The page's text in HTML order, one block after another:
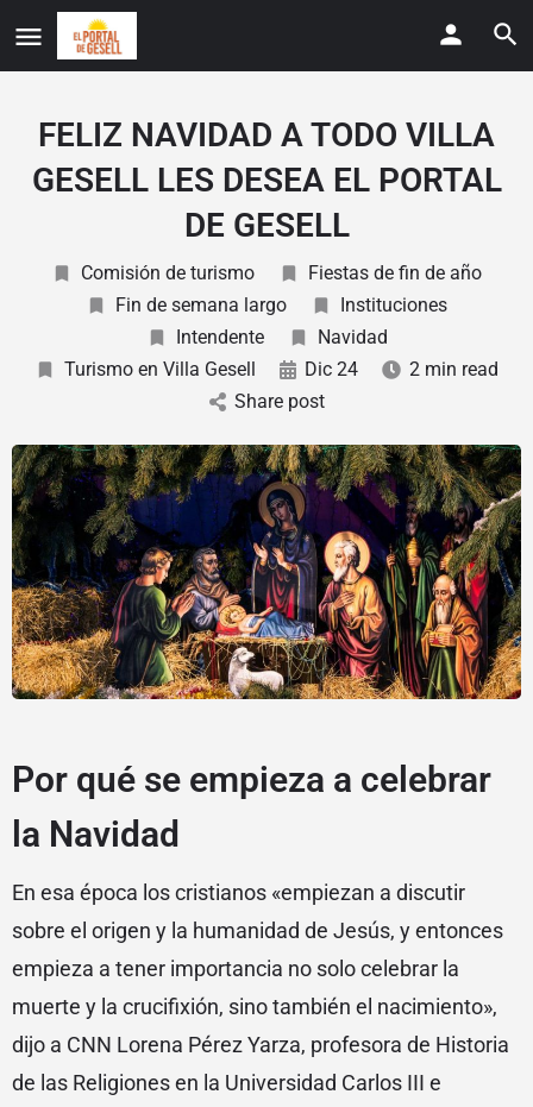
FELIZ NAVIDAD A TODO VILLA
GESELL LES DESEA EL PORTAL
DE GESELL
Comisión de turismo
Fiestas de fin de año
Fin de semana largo
Instituciones
Intendente
Navidad
Turismo en Villa Gesell
Dic 24
2 min read
Share post
Por qué se empieza a celebrar
la Navidad
En esa época los cristianos «empiezan a discutir
sobre el origen y la humanidad de Jesús, y entonces
empieza a tener importancia no solo celebrar la
muerte y la crucifixión, sino también el nacimiento»,
dijo a CNN Lorena Pérez Yarza, profesora de Historia
de las Religiones en la Universidad Carlos III e